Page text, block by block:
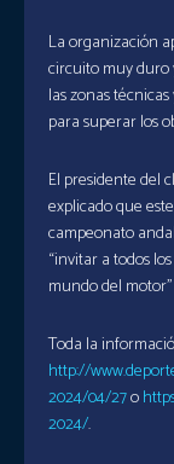
La organización
circuito muy duro
las zonas
para superar los
El presidente del
explicado que
campeonato
“invitar a todos
mundo del
Toda la
http://
2024/04/27o
2024/.